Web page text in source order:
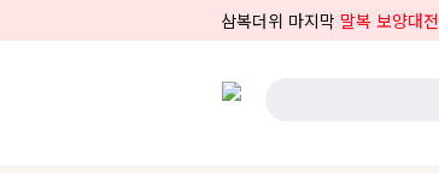
삼복더위 마지막 말복 보양대전